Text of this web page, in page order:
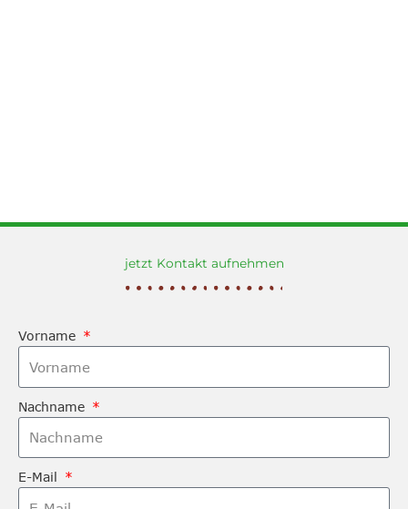
jetzt Kontakt aufnehmen
Vorname
Nachname
E-Mail